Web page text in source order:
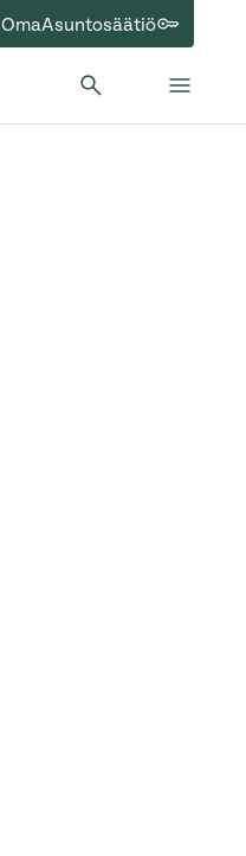
OmaAsuntosäätiö
Hae: